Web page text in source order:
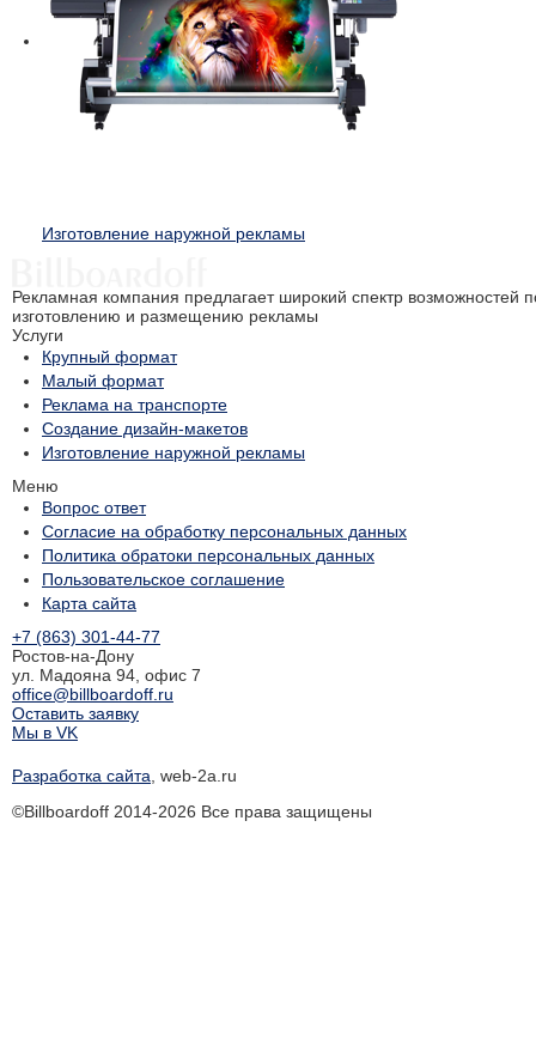
Изготовление наружной рекламы
Рекламная компания предлагает широкий спектр возможностей
изготовлению и размещению рекламы
Услуги
Крупный формат
Малый формат
Реклама на транспорте
Создание дизайн-макетов
Изготовление наружной рекламы
Меню
Вопрос ответ
Согласие на обработку персональных данных
Политика обратоки персональных данных
Пользовательское соглашение
Карта сайта
+7 (863) 301-44-77
Ростов-на-Дону
ул. Мадояна 94, офис 7
office@billboardoff.ru
Оставить заявку
Мы в VK
Разработка сайта , web-2a.ru
©Billboardoff 2014-2026 Все права защищены